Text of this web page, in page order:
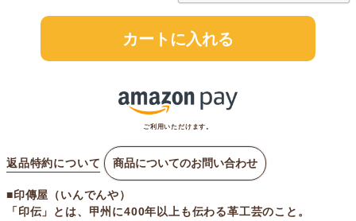
カートに入れる
ご利用いただけます。
返品特約について 商品についてのお問い合わせ
■印傳屋（いんでんや）
「印伝」とは、甲州に400年以上も伝わる革工芸のこと。